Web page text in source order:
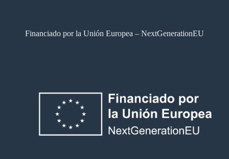
Financiado por la Unión Europea – NextGenerationEU